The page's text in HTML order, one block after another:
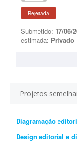
Rejeitada
Submetido: 17/06/
estimada: Privado
Projetos
Design editorial e